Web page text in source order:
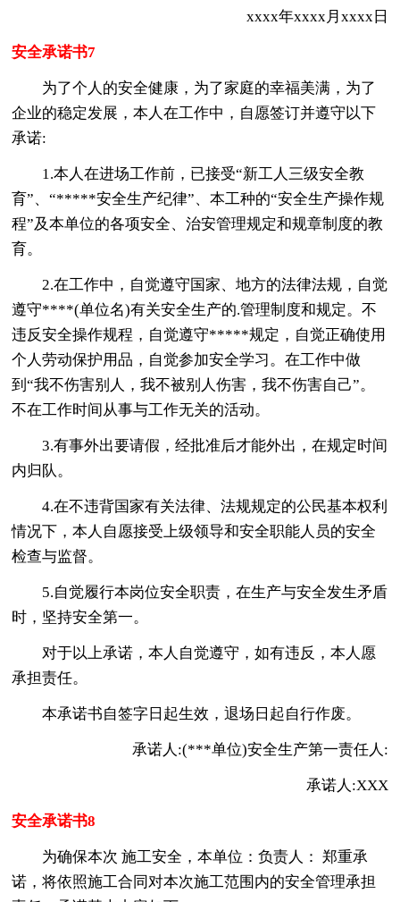
xxxx年xxxx月xxxx日
安全承诺书7
为了个人的安全健康，为了家庭的幸福美满，为了
企业的稳定发展，本人在工作中，自愿签订并遵守以下
承诺:
1.本人在进场工作前，已接受“新工人三级安全教
育”、“*****安全生产纪律”、本工种的“安全生产操作规
程”及本单位的各项安全、治安管理规定和规章制度的教
育。
2.在工作中，自觉遵守国家、地方的法律法规，自觉
遵守****(单位名)有关安全生产的.管理制度和规定。不
违反安全操作规程，自觉遵守*****规定，自觉正确使用
个人劳动保护用品，自觉参加安全学习。在工作中做
到“我不伤害别人，我不被别人伤害，我不伤害自己”。
不在工作时间从事与工作无关的活动。
3.有事外出要请假，经批准后才能外出，在规定时间
内归队。
4.在不违背国家有关法律、法规规定的公民基本权利
情况下，本人自愿接受上级领导和安全职能人员的安全
检查与监督。
5.自觉履行本岗位安全职责，在生产与安全发生矛盾
时，坚持安全第一。
对于以上承诺，本人自觉遵守，如有违反，本人愿
承担责任。
本承诺书自签字日起生效，退场日起自行作废。
承诺人:(***单位)安全生产第一责任人:
承诺人:XXX
安全承诺书8
为确保本次 施工安全，本单位：负责人： 郑重承
诺，将依照施工合同对本次施工范围内的安全管理承担